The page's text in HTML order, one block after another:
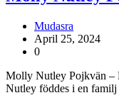
Mudasra
April 25, 2024
0
Molly Nutley Pojkvän –
Nutley föddes i en